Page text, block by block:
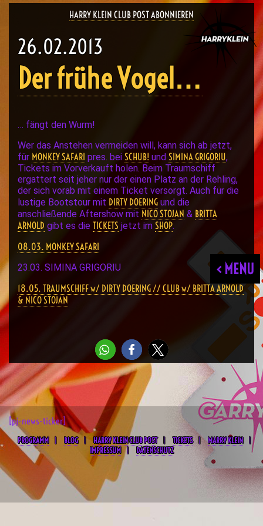
HARRY KLEIN CLUB POST ABONNIEREN
< MENU
26.02.2013
Der frühe Vogel…
… fängt den Wurm!
Wer das Anstehen vermeiden will, kann sich ab jetzt,
für MONKEY SAFARI pres. bei SCHUB! und SIMINA GRIGORIU,
Tickets im Vorverkauft holen. Beim Traumschiff
ergattert seit jeher nur der einen Platz an der Rehling,
der sich vorab mit einem Ticket versorgt. Auch für die
lustige Bootstour mit DIRTY DOERING und die
anschließende Aftershow mit NICO STOJAN & BRITTA
ARNOLD gibt es die TICKETS jetzt im SHOP.
08.03. MONKEY SAFARI
23.03. SIMINA GRIGORIU
18.05. TRAUMSCHIFF w/ DIRTY DOERING // CLUB w/ BRITTA ARNOLD
& NICO STOJAN
[pj-news-ticker]
PROGRAMM BLOG HARRY KLEIN CLUB POST TICKETS
MARRY KLEIN
IMPRESSUM
DATENSCHUTZ